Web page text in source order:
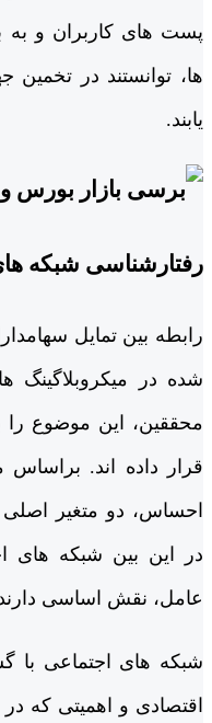
پست های کاربران و به
ها، توانستند در
یابند.
رفتارشناسی شبکه
رابطه بین تمایل
شده در
محققین، این موضوع
قرار داده اند.
احساس، دو متغیر
در این بین شبکه های
عامل، نقش اساسی
شبکه های اجتماعی
اقتصادی و اهمیتی که